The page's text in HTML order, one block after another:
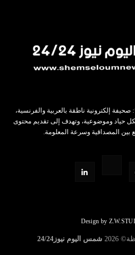
إلكترونية ناطقة بالعربية والفرنسية،
بكل حياد وموضوعية، وتهدف إلى تقديم محتوى
بين المصداقية وسرعة المعلومة.
Design by
2026 شمس اليوم نيوز24/24